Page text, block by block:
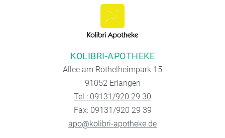
KOLIBRI-APOTHEKE
Allee am Röthelheimpark 15
91052 Erlangen
Tel.: 09131/920 29 30
Fax: 09131/920 29 39
apo@kolibri-apotheke.de